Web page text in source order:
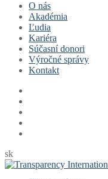
O nás
Akadémia
Ľudia
Kariéra
Súčasní donori
Výročné správy
Kontakt
sk